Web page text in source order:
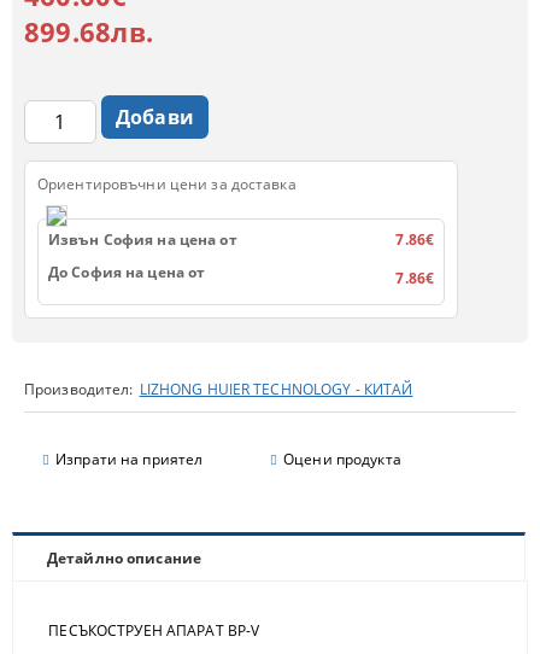
Производител: LIZHONG HUIER TECHNOLOGY - КИТАЙ
Изпрати на приятел Оцени продукта
899.68лв.
Ориентировъчни цени за доставка
Извън София на цена от
7.86€
До София на цена от
7.86€
Детайлно описание
ПЕСЪКОСТРУЕН АПАРАТ BP-V